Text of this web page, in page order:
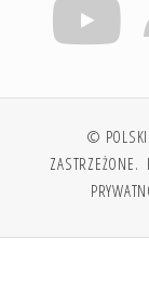
©
ZASTRZEŻONE.